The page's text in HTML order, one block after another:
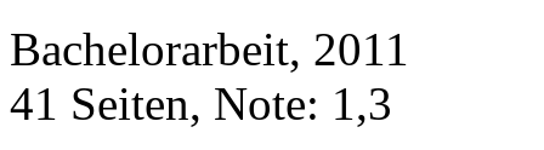
Bachelorarbeit, 2011
41 Seiten, Note: 1,3